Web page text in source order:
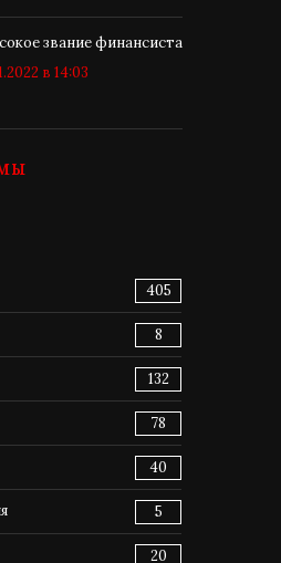
звание финансиста
в 14:03
405
8
132
78
40
5
20